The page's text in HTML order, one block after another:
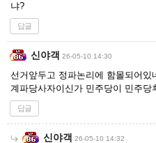
냐?
답글
신야객 26-05-10 14:30
선거앞두고 정파논리에 함몰되어있
계파당사자이신가 민주당이 민주
답글
신야객 26-05-10 14:32